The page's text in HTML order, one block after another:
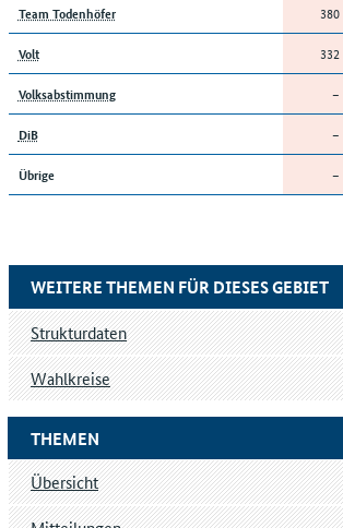
Team Todenhöfer 380
Volt 332
Volksabstimmung –
DiB –
Übrige –
THEMEN
Übersicht
WEITERE THEMEN FÜR DIESES GEBIET
Strukturdaten
Wahlkreise